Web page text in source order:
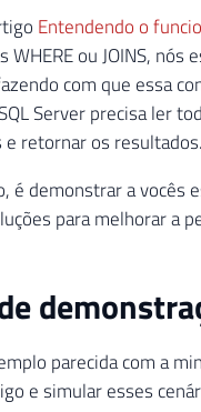
Entendendo o
ou JOINS,
com que essa
Server precisa ler
retornar os resultados.
é demonstrar a vocês
para melhorar a
parecida com a
e simular esses